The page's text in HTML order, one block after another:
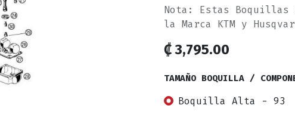
Nota: Estas
la Marca KTM y
₡3,795.00
TAMAÑO BOQUILLA /
Boquilla Alta - 93